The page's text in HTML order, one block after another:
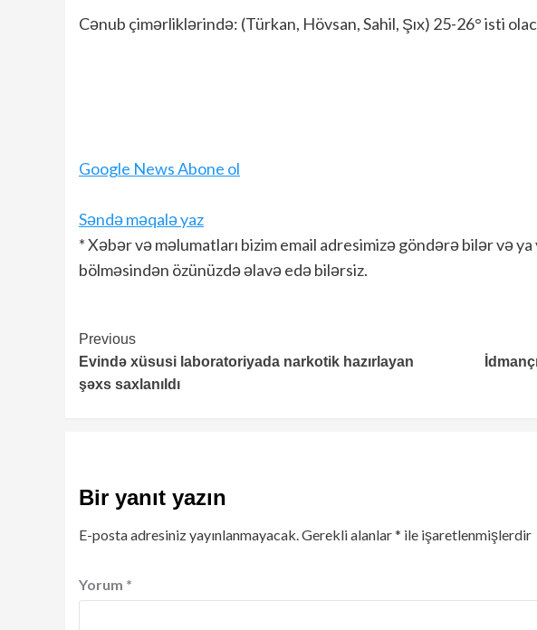
Cənub çimərliklərində: (Türkan, Hövsan, Sahil, Şıx) 25-26° isti
Google News Abone ol
Səndə məqalə yaz
* Xəbər və məlumatları bizim email adresimizə göndərə bilər və
bölməsindən özünüzdə əlavə edə bilərsiz.
Continue
Reading
Previous
Evində xüsusi laboratoriyada narkotik hazırlayan
şəxs saxlanıldı
Bir yanıt yazın
E-posta adresiniz yayınlanmayacak. Gerekli alanlar* ile işaretlenmişlerdir
Yorum *